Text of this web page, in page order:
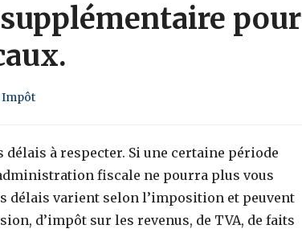
pour
à respecter. Si une certaine période
fiscale ne pourra plus vous
délais varient selon l’imposition et peuvent
d’impôt sur les revenus, de TVA, de faits